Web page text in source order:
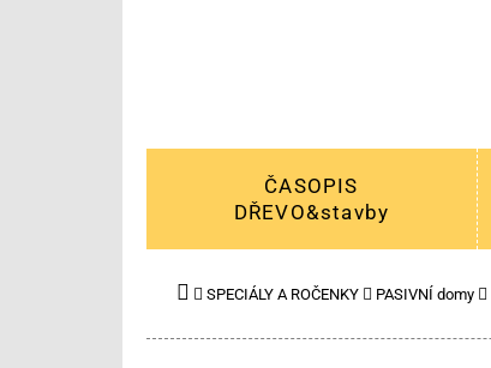
ČASOPIS
DŘEVO&stavby
SPECIÁLY A ROČENKY PASIVNÍ domy